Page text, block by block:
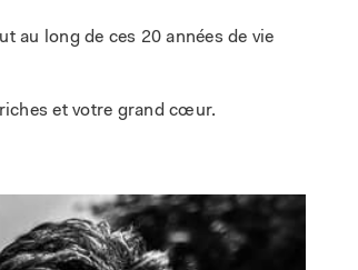
au long de ces 20 années de vie
et votre grand cœur.